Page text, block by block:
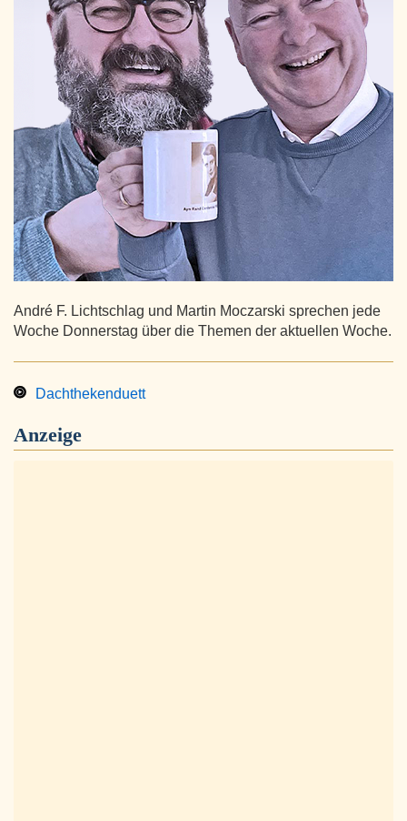
André F. Lichtschlag und Martin Moczarski sprechen jede
Woche Donnerstag über die Themen der aktuellen Woche.
Dachthekenduett
Anzeige